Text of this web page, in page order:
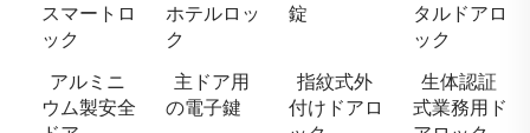
スマートロ
ック
ホテルロッ
ク
錠
タルドアロ
ック
アルミニ
ウム製安全
主ドア用
の電子鍵
指紋式外
付けドアロ
生体認証
式業務用ド